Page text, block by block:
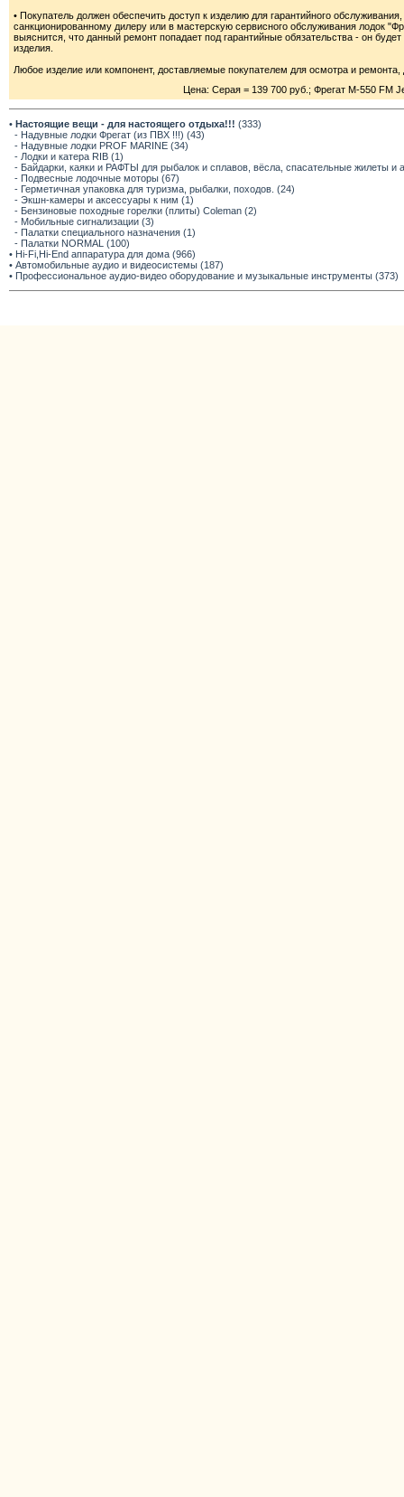
• Покупатель должен обеспечить доступ к изделию для гарантийного
санкционированному дилеру или в мастерскую сервисного обслуживания лодок
выяснится, что данный ремонт попадает под гарантийные обязательства - он
изделия.
Любое изделие или компонент, доставляемые покупателем для осмотра и
Цена: Серая = 139 700 руб.; Фрегат M-550 FM
• Настоящие вещи - для настоящего отдыха!!! (333)
- Надувные лодки Фрегат (из ПВХ !!!) (43)
- Надувные лодки PROF MARINE (34)
- Лодки и катера RIB (1)
- Байдарки, каяки и РАФТЫ для рыбалок и сплавов, вёсла, спасательные жилеты и
- Подвесные лодочные моторы (67)
- Герметичная упаковка для туризма, рыбалки, походов. (24)
- Экшн-камеры и аксессуары к ним (1)
- Бензиновые походные горелки (плиты) Coleman (2)
- Мобильные сигнализации (3)
- Палатки специального назначения (1)
- Палатки NORMAL (100)
• Hi-Fi,Hi-End аппаратура для дома (966)
• Автомобильные аудио и видеосистемы (187)
• Профессиональное аудио-видео оборудование и музыкальные инструменты (373)